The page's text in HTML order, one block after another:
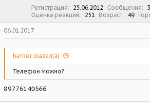
Регистрация
25.06.2012 Сообщения
Оценка реакций
251 Возраст 49
06.01.2017
hanter сказал(а):
Телефон можно?
89776140566